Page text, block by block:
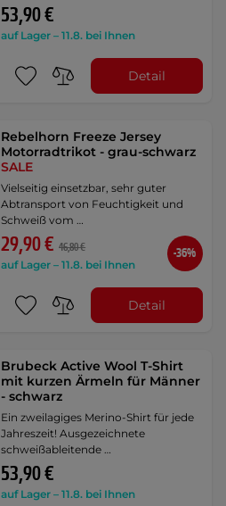
53,90 €
auf Lager – 11.8. bei Ihnen
Detail
Rebelhorn Freeze Jersey
Motorradtrikot - grau-schwarz
SALE
Vielseitig einsetzbar, sehr guter
Abtransport von Feuchtigkeit und
Schweiß vom …
29,90 € 46,80 €
auf Lager – 11.8. bei Ihnen
-36%
Detail
Brubeck Active Wool T-Shirt
mit kurzen Ärmeln für Männer
- schwarz
Ein zweilagiges Merino-Shirt für jede
Jahreszeit! Ausgezeichnete
schweißableitende …
53,90 €
auf Lager – 11.8. bei Ihnen